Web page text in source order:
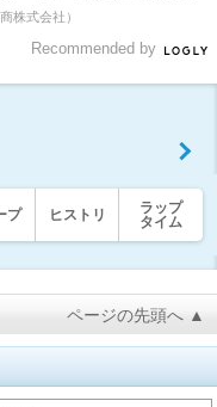
株式会社）
Recommended by
プ ヒストリ
ラップ
タイム
ページの先頭へ ▲